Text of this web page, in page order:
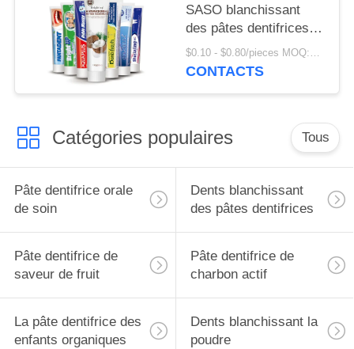
SASO blanchissant
des pâtes dentifrices
Crystal Anti Cavity
coloré
$0.10 - $0.80/pieces MOQ:500 morceaux
CONTACTS
Catégories populaires Tous
Pâte dentifrice orale
de soin
Dents blanchissant
des pâtes dentifrices
Pâte dentifrice de
saveur de fruit
Pâte dentifrice de
charbon actif
La pâte dentifrice des
enfants organiques
Dents blanchissant la
poudre